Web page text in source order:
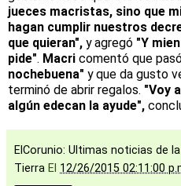
jueces macristas, sino que
hagan cumplir nuestros
que quieran", y agregó "Y
pide". Macri comentó que
nochebuena" y que da gusto
terminó de abrir regalos. "Voy
algún edecan la ayude",
ElCorunio: Ultimas noticias de
Tierra El 12/26/2015 02:11:00